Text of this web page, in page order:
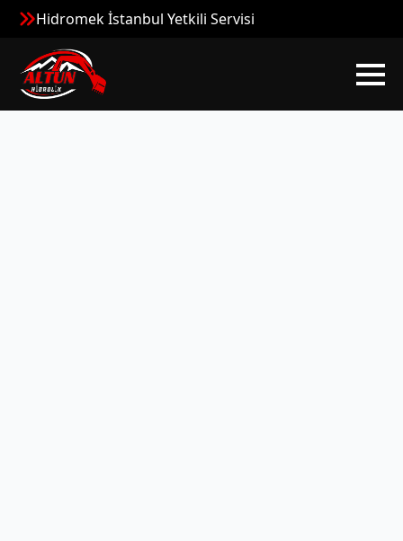
Hidromek İstanbul Yetkili Servisi